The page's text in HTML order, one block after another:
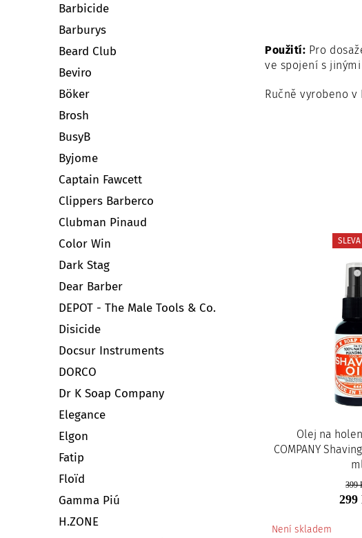
Barbicide
Barburys
Beard Club
Beviro
Böker
Brosh
BusyB
Byjome
Captain Fawcett
Clippers Barberco
Clubman Pinaud
Color Win
Dark Stag
Dear Barber
DEPOT - The Male Tools & Co.
Disicide
Docsur Instruments
DORCO
Dr K Soap Company
Elegance
Elgon
Fatip
Floïd
Gamma Piú
H.ZONE
Použití: Pro
ve spojení s
Ručně vyrobeno v
Olej na
COMPANY
399
299
Není skladem